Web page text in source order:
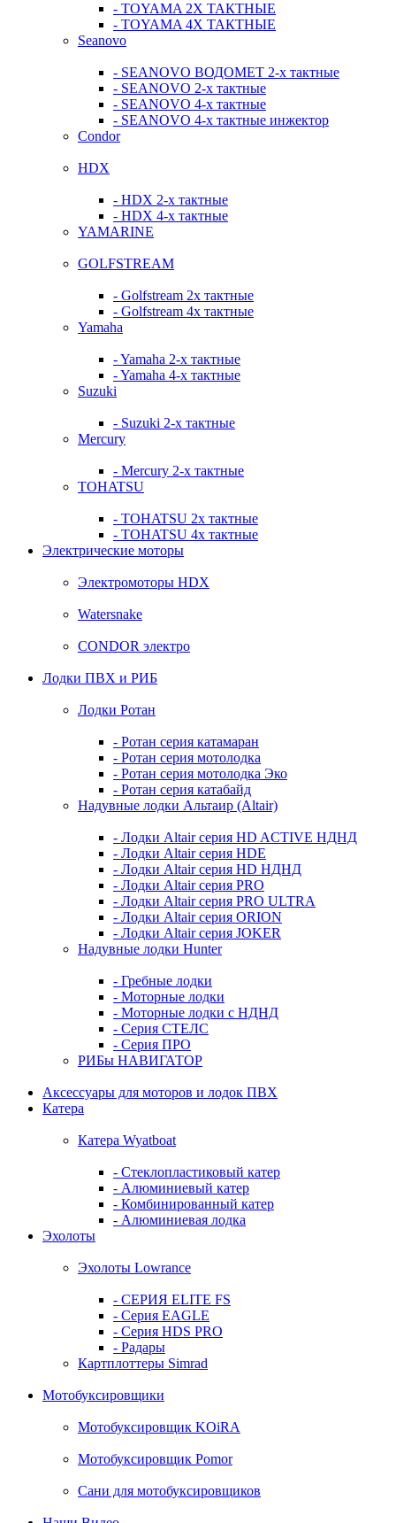
- TOYAMA 2Х ТАКТНЫЕ
- TOYAMA 4Х ТАКТНЫЕ
Seanovo
- SEANOVO ВОДОМЕТ 2-х тактные
- SEANOVO 2-х тактные
- SEANOVO 4-х тактные
- SEANOVO 4-х тактные инжектор
Condor
HDX
- HDX 2-х тактные
- HDX 4-х тактные
YAMARINE
GOLFSTREAM
- Golfstream 2х тактные
- Golfstream 4х тактные
Yamaha
- Yamaha 2-х тактные
- Yamaha 4-х тактные
Suzuki
- Suzuki 2-х тактные
Mercury
- Mercury 2-х тактные
TOHATSU
- TOHATSU 2х тактные
- TOHATSU 4х тактные
Электрические моторы
Электромоторы HDX
Watersnake
CONDOR электро
Лодки ПВХ и РИБ
Лодки Ротан
- Ротан серия катамаран
- Ротан серия мотолодка
- Ротан серия мотолодка Эко
- Ротан серия катабайд
Надувные лодки Альтаир (Altair)
- Лодки Altair серия HD ACTIVE НДНД
- Лодки Altair серия HDE
- Лодки Altair серия HD НДНД
- Лодки Altair серия PRO
- Лодки Altair серия PRO ULTRA
- Лодки Altair серия ORION
- Лодки Altair серия JOKER
Надувные лодки Hunter
- Гребные лодки
- Моторные лодки
- Моторные лодки с НДНД
- Серия СТЕЛС
- Серия ПРО
РИБы НАВИГАТОР
Аксессуары для моторов и лодок ПВХ
Катера
Катера Wyatboat
- Cтеклопластиковый катер
- Алюминиевый катер
- Комбинированный катер
- Алюминиевая лодка
Эхолоты
Эхолоты Lowrance
- СЕРИЯ ELITE FS
- Серия EAGLE
- Серия HDS PRO
- Радары
Картплоттеры Simrad
Мотобуксировщики
Мотобуксировщик KOiRA
Мотобуксировщик Pomor
Сани для мотобуксировщиков